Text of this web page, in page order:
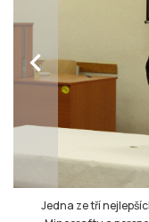
chevron_left
Jedna ze tří